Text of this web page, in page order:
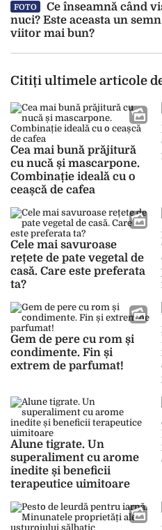
FOTO
Ce înseamnă când
nuci? Este aceasta un
viitor mai bun?
Citiți ultimele articole
Cea mai bună prăjitură
cu nucă și mascarpone.
Combinație ideală cu o
ceașcă de cafea
Cele mai savuroase
rețete de pate vegetal de
casă. Care este preferata
ta?
Gem de pere cu rom și
condimente. Fin și
extrem de parfumat!
Alune tigrate. Un
superaliment cu arome
inedite și beneficii
terapeutice uimitoare